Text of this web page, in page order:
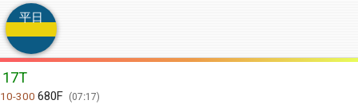
平日
17T
10-300 680F 07:17